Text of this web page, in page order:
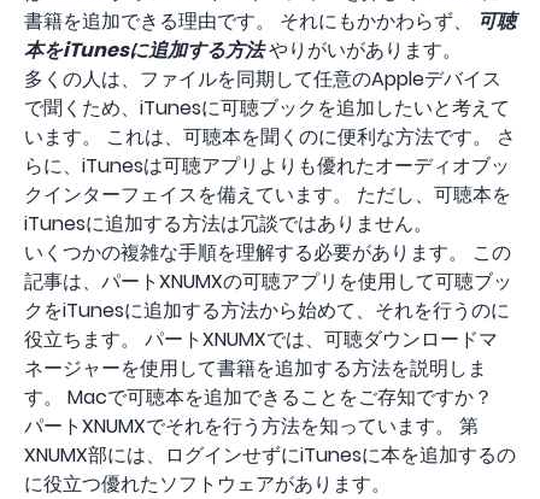
書籍を追加できる理由です。 それにもかかわらず、
可聴
本をiTunesに追加する方法やりがいがあります。
多くの人は、ファイルを同期して任意のAppleデバイス
で聞くため、iTunesに可聴ブックを追加したいと考えて
います。 これは、可聴本を聞くのに便利な方法です。 さ
らに、iTunesは可聴アプリよりも優れたオーディオブッ
クインターフェイスを備えています。 ただし、可聴本を
iTunesに追加する方法は冗談ではありません。
いくつかの複雑な手順を理解する必要があります。 この
記事は、パートXNUMXの可聴アプリを使用して可聴ブッ
クをiTunesに追加する方法から始めて、それを行うのに
役立ちます。 パートXNUMXでは、可聴ダウンロードマ
ネージャーを使用して書籍を追加する方法を説明しま
す。 Macで可聴本を追加できることをご存知ですか？
パートXNUMXでそれを行う方法を知っています。 第
XNUMX部には、ログインせずにiTunesに本を追加するの
に役立つ優れたソフトウェアがあります。